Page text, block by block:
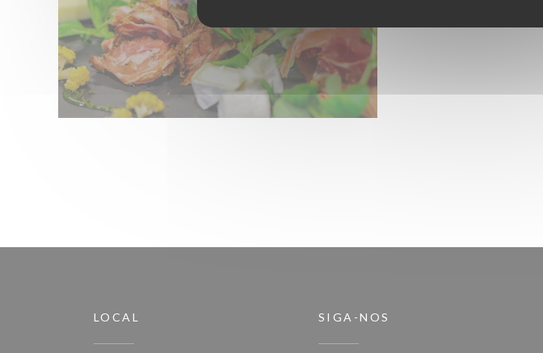
LOCAL SIGA-NOS